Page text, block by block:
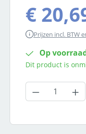
€
Prijzen incl. BTW
Op
Dit product is